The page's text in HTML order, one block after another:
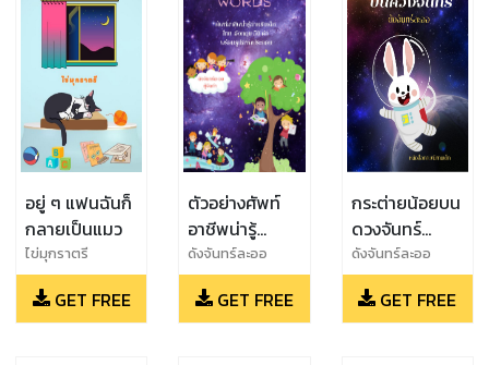
อยู่ ๆ แฟนฉันก็
กลายเป็นแมว
ไข่มุกราตรี
GET FREE
ตัวอย่างศัพท์
อาชีพน่ารู้
สำหรับเด็ก 50
คำ
(Occupation
ดังจันทร์ละออ
GET FREE
กระต่ายน้อยบน
ดวงจันทร์
(ตัวอย่าง)
ดังจันทร์ละออ
GET FREE